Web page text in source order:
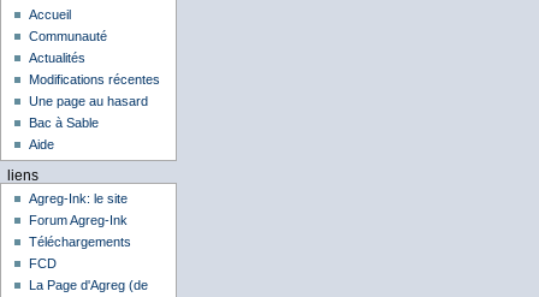
Accueil
Communauté
Actualités
Modifications récentes
Une page au hasard
Bac à Sable
Aide
liens
Agreg-Ink: le site
Forum Agreg-Ink
Téléchargements
FCD
La Page d'Agreg (de